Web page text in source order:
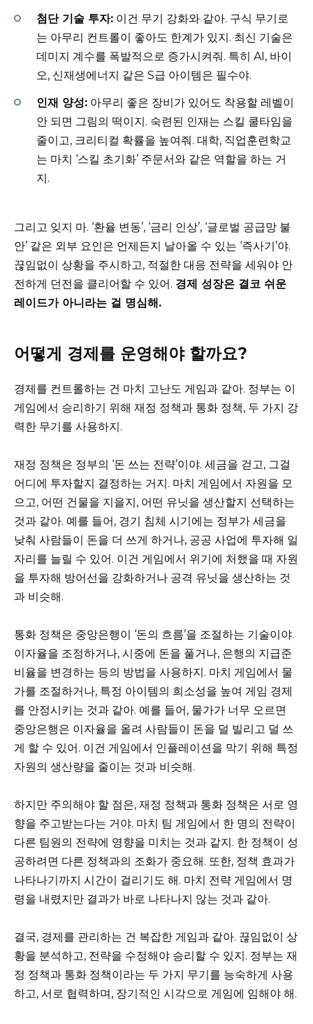
첨단 기술 투자: 이건 무기 강화와 같아. 구식 무기로
는 아무리 컨트롤이 좋아도 한계가 있지. 최신 기술은
데미지 계수를 폭발적으로 증가시켜줘. 특히 AI, 바이
오, 신재생에너지 같은 S급 아이템은 필수야.
인재 양성: 아무리 좋은 장비가 있어도 착용할 레벨이
안 되면 그림의 떡이지. 숙련된 인재는 스킬 쿨타임을
줄이고, 크리티컬 확률을 높여줘. 대학, 직업훈련학교
는 마치 ‘스킬 초기화’ 주문서와 같은 역할을 하는 거
지.
그리고 잊지 마. ‘환율 변동’, ‘금리 인상’, ‘글로벌 공급망 불
안’ 같은 외부 요인은 언제든지 날아올 수 있는 ‘즉사기’야.
끊임없이 상황을 주시하고, 적절한 대응 전략을 세워야 안
전하게 던전을 클리어할 수 있어. 경제 성장은 결코 쉬운
레이드가 아니라는 걸 명심해.
어떻게 경제를 운영해야 할까요?
경제를 컨트롤하는 건 마치 고난도 게임과 같아. 정부는 이
게임에서 승리하기 위해 재정 정책과 통화 정책, 두 가지 강
력한 무기를 사용하지.
재정 정책은 정부의 ‘돈 쓰는 전략’이야. 세금을 걷고, 그걸
어디에 투자할지 결정하는 거지. 마치 게임에서 자원을 모
으고, 어떤 건물을 지을지, 어떤 유닛을 생산할지 선택하는
것과 같아. 예를 들어, 경기 침체 시기에는 정부가 세금을
낮춰 사람들이 돈을 더 쓰게 하거나, 공공 사업에 투자해 일
자리를 늘릴 수 있어. 이건 게임에서 위기에 처했을 때 자원
을 투자해 방어선을 강화하거나 공격 유닛을 생산하는 것
과 비슷해.
통화 정책은 중앙은행이 ‘돈의 흐름’을 조절하는 기술이야.
이자율을 조정하거나, 시중에 돈을 풀거나, 은행의 지급준
비율을 변경하는 등의 방법을 사용하지. 마치 게임에서 물
가를 조절하거나, 특정 아이템의 희소성을 높여 게임 경제
를 안정시키는 것과 같아. 예를 들어, 물가가 너무 오르면
중앙은행은 이자율을 올려 사람들이 돈을 덜 빌리고 덜 쓰
게 할 수 있어. 이건 게임에서 인플레이션을 막기 위해 특정
자원의 생산량을 줄이는 것과 비슷해.
하지만 주의해야 할 점은, 재정 정책과 통화 정책은 서로 영
향을 주고받는다는 거야. 마치 팀 게임에서 한 명의 전략이
다른 팀원의 전략에 영향을 미치는 것과 같지. 한 정책이 성
공하려면 다른 정책과의 조화가 중요해. 또한, 정책 효과가
나타나기까지 시간이 걸리기도 해. 마치 전략 게임에서 명
령을 내렸지만 결과가 바로 나타나지 않는 것과 같아.
결국, 경제를 관리하는 건 복잡한 게임과 같아. 끊임없이 상
황을 분석하고, 전략을 수정해야 승리할 수 있지. 정부는 재
정 정책과 통화 정책이라는 두 가지 무기를 능숙하게 사용
하고, 서로 협력하며, 장기적인 시각으로 게임에 임해야 해.